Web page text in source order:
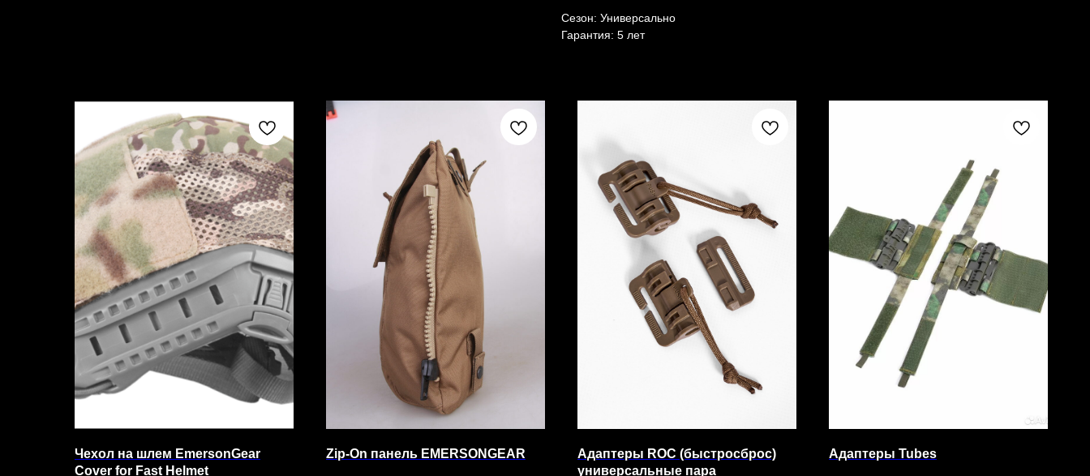
Сезон: Универсально
Гарантия: 5 лет
Чехол на шлем EmersonGear
Сover for Fast Helmet
Zip-On панель EMERSONGEAR
Адаптеры ROC (быстросброс)
универсальные пара
Адаптеры Tubes